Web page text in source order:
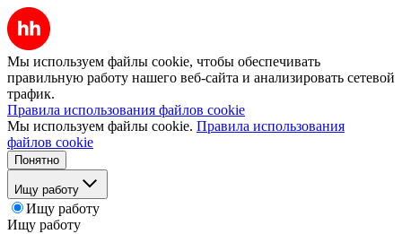
Мы используем файлы cookie, чтобы обеспечивать
правильную работу нашего веб-сайта и анализировать сетевой
трафик.
Правила использования файлов cookie
Мы используем файлы cookie. Правила использования
файлов cookie
Понятно
Ищу работу
Ищу работу
Ищу работу